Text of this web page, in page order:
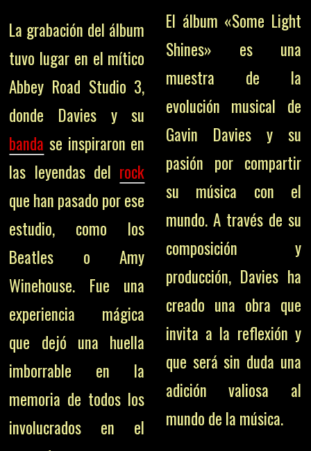
La grabación del álbum
tuvo lugar en el mítico
Abbey Road Studio 3,
donde Davies y su
banda se inspiraron en
las leyendas del rock
que han pasado por ese
estudio, como los
Beatles o Amy
Winehouse. Fue una
experiencia mágica
que dejó una huella
imborrable en la
memoria de todos los
involucrados en el
El álbum «Some Light
Shines» es una
muestra de la
evolución musical de
Gavin Davies y su
pasión por compartir
su música con el
mundo. A través de su
composición y
producción, Davies ha
creado una obra que
invita a la reflexión y
que será sin duda una
adición valiosa al
mundo de la música.